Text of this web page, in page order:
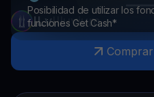
Posibilidad de utilizar los
funciones Get Cash*
ILvIlluvium
Comprar